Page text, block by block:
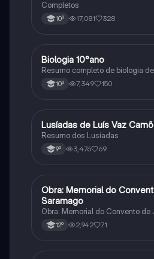
Completos
10º 17,081 328
Biologia
Biologia 10°ano
Resumo completo de biologia
10º 7,349 150
Português
Lusíadas de Luís Vaz
Resumo dos Lusíadas
9º 3,476 69
Português
Obra: Memorial do
Saramago
Obra: Memorial do Convento de
12º 2,942 71